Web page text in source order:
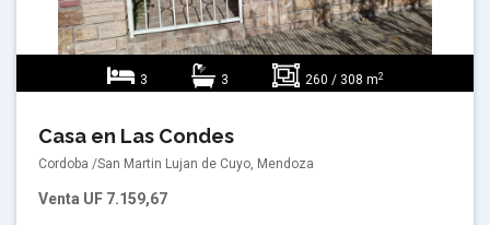
3 3 260 / 308 m2
Casa en Las Condes
Cordoba /San Martin Lujan de Cuyo, Mendoza
Venta UF 7.159,67